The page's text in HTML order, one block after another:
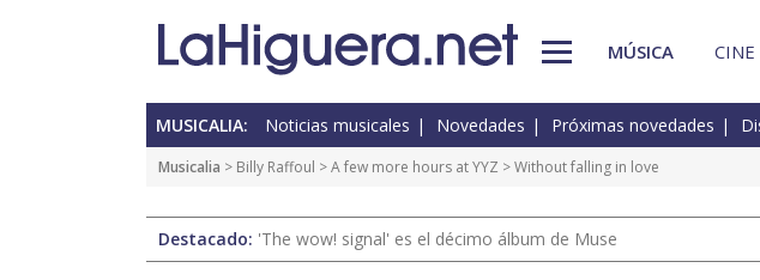
MÚSICA CINE
MUSICALIA: Noticias musicales Novedades Próximas novedades
Musicalia > Billy Raffoul >A few more hours at YYZ > Without falling in love
Destacado: 'The wow! signal' es el décimo álbum de Muse